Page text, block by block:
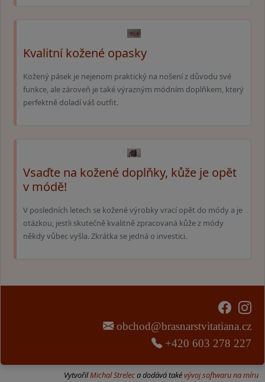
Kvalitní kožené opasky
Kožený pásek je nejenom praktický na nošení z důvodu své
funkce, ale zároveň je také výrazným módním doplňkem, který
perfektně doladí váš outfit.
Vsaďte na kožené doplňky, kůže je opět
v módě!
V posledních letech se kožené výrobky vrací opět do módy a je
otázkou, jestli skutečně kvalitně zpracovaná kůže z módy
někdy vůbec vyšla. Zkrátka se jedná o investici.
obchod@brasnarstvitatiana.cz
+420 603 278 227
VytvořilMichal Streleca dodává takévývoj softwaru na míru